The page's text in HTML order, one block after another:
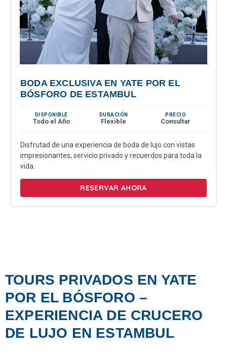
BODA EXCLUSIVA EN YATE POR EL
BÓSFORO DE ESTAMBUL
DISPONIBLE
Todo el Año
DURACIÓN
Flexible
PRECIO
Consultar
Disfrutad de una experiencia de boda de lujo con vistas
impresionantes, servicio privado y recuerdos para toda la
vida.
RESERVAR AHORA
TOURS PRIVADOS EN YATE
POR EL BÓSFORO –
EXPERIENCIA DE CRUCERO
DE LUJO EN ESTAMBUL